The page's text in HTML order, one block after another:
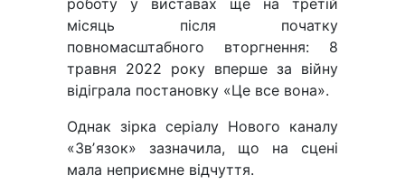
роботу у виставах ще на третій
місяць після початку
повномасштабного вторгнення: 8
травня 2022 року вперше за війну
відіграла постановку «Це все вона».
Однак зірка серіалу Нового каналу
«Звʼязок» зазначила, що на сцені
мала неприємне відчуття.